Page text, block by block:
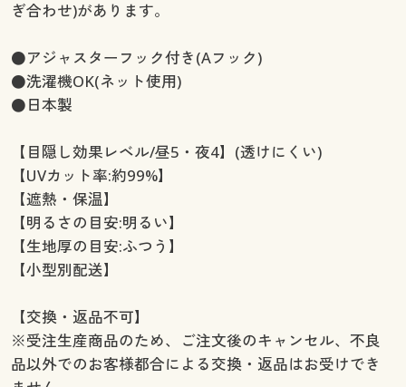
ぎ合わせ)があります。
●アジャスターフック付き(Aフック)
●洗濯機OK(ネット使用)
●日本製
【目隠し効果レベル/昼5・夜4】(透けにくい)
【UVカット率:約99%】
【遮熱・保温】
【明るさの目安:明るい】
【生地厚の目安:ふつう】
【小型別配送】
【交換・返品不可】
※受注生産商品のため、ご注文後のキャンセル、不良
品以外でのお客様都合による交換・返品はお受けでき